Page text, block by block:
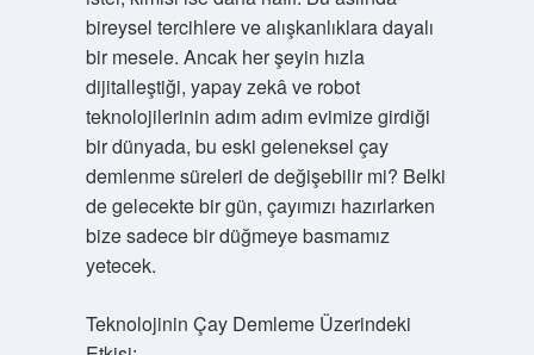
bireysel tercihlere ve alışkanlıklara dayalı
bir mesele. Ancak her şeyin hızla
dijitalleştiği, yapay zekâ ve robot
teknolojilerinin adım adım evimize girdiği
bir dünyada, bu eski geleneksel çay
demlenme süreleri de değişebilir mi? Belki
de gelecekte bir gün, çayımızı hazırlarken
bize sadece bir düğmeye basmamız
yetecek.
Teknolojinin Çay Demleme Üzerindeki